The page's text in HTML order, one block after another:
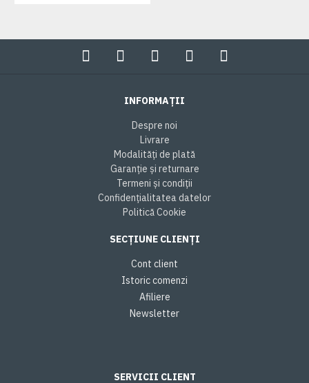
INFORMAȚII
Despre noi
Livrare
Modalități de plată
Garanție și returnare
Termeni și condiții
Confidențialitatea datelor
Politică Cookie
SECȚIUNE CLIENȚI
Cont client
Istoric comenzi
Afiliere
Newsletter
SERVICII CLIENT